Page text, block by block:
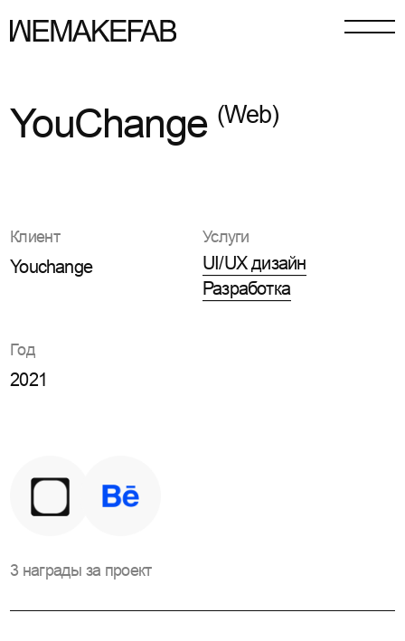
YouChange (Web)
Клиент
Youchange
Услуги
UI/UX дизайн
UI/UX дизайн
Разработка
Год
2021
3 награды за проект